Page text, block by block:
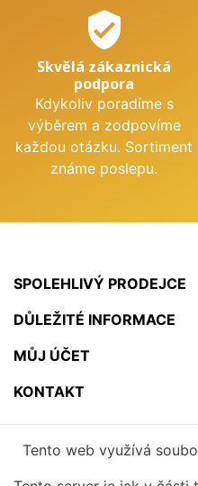
verified_user
Skvělá zákaznická
podpora
Kdykoliv poradíme s
výběrem a zodpovíme
každou otázku. Sortiment
známe poslepu.
SPOLEHLIVÝ PRODEJCE
DŮLEŽITÉ INFORMACE
MŮJ ÚČET
KONTAKT
Tento web využívá